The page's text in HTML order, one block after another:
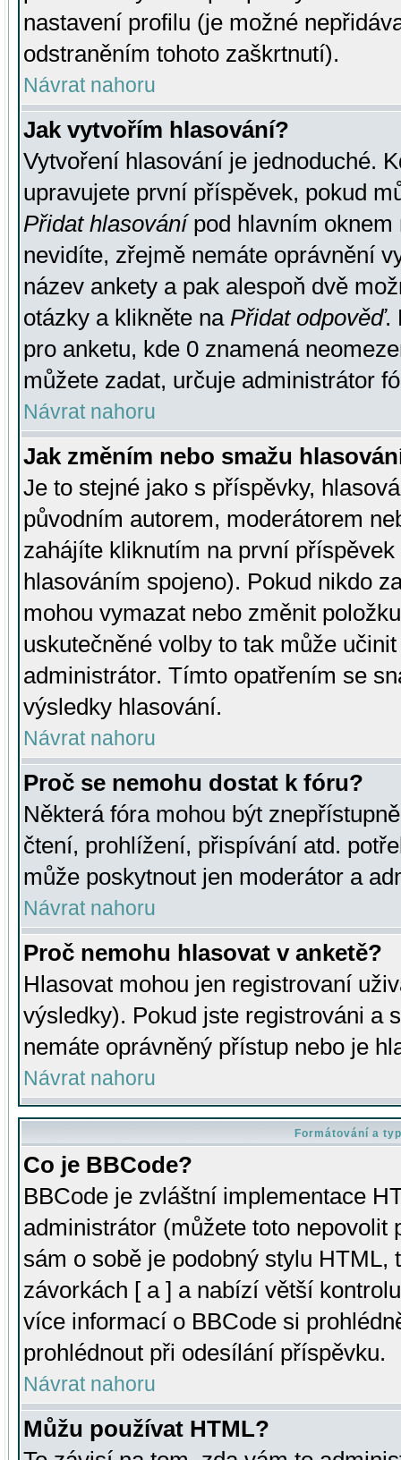
nastavení profilu (je možné
odstraněním tohoto zaškrtnutí).
Návrat nahoru
Jak vytvořím hlasování?
Vytvoření hlasování je jednoduché.
upravujete první příspěvek, pokud
Přidat hlasovánípod hlavním oknem
nevidíte, zřejmě nemáte oprávnění
název ankety a pak alespoň dvě
otázky a klikněte na Přidat odpověď.
pro anketu, kde 0 znamená
můžete zadat, určuje administrátor
Návrat nahoru
Jak změním nebo smažu
Je to stejné jako s příspěvky,
původním autorem, moderátorem
zahájíte kliknutím na první
hlasováním spojeno). Pokud nikdo
mohou vymazat nebo změnit
uskutečněné volby to tak může
administrátor. Tímto opatřením se
výsledky hlasování.
Návrat nahoru
Proč se nemohu dostat k fóru?
Některá fóra mohou být
čtení, prohlížení, přispívání atd.
může poskytnout jen moderátor a
Návrat nahoru
Proč nemohu hlasovat v anketě?
Hlasovat mohou jen registrovaní
výsledky). Pokud jste registrováni a
nemáte oprávněný přístup nebo je
Návrat nahoru
Formátování a
Co je BBCode?
BBCode je zvláštní implementace
administrátor (můžete toto
sám o sobě je podobný stylu HTML,
závorkách [ a ] a nabízí větší
více informací o BBCode si
prohlédnout při odesílání příspěvku.
Návrat nahoru
Můžu používat HTML?